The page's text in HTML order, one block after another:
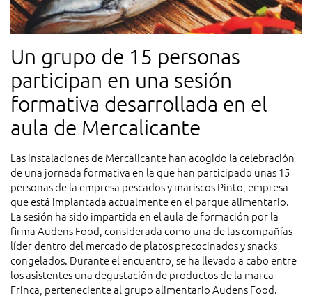
Un grupo de 15 personas
participan en una sesión
formativa desarrollada en el
aula de Mercalicante
Las instalaciones de Mercalicante han acogido la celebración
de una jornada formativa en la que han participado unas 15
personas de la empresa pescados y mariscos Pinto, empresa
que está implantada actualmente en el parque alimentario.
La sesión ha sido impartida en el aula de formación por la
firma Audens Food, considerada como una de las compañías
líder dentro del mercado de platos precocinados y snacks
congelados. Durante el encuentro, se ha llevado a cabo entre
los asistentes una degustación de productos de la marca
Frinca, perteneciente al grupo alimentario Audens Food.